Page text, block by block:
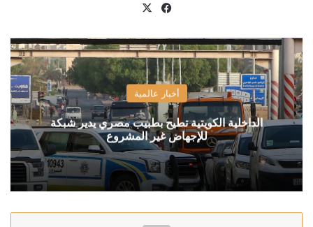
فيسبوك
أخبار عالمية
الداخلية الكويتية تطيح بطبيب مصري يدير شبكة
للإجهاض غير المشروع